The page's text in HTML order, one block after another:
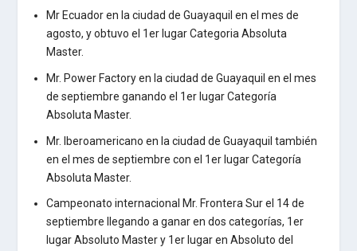
Mr Ecuador en la ciudad de Guayaquil en el mes de
agosto, y obtuvo el 1er lugar Categoria Absoluta
Master.
Mr. Power Factory en la ciudad de Guayaquil en el mes
de septiembre ganando el 1er lugar Categoría
Absoluta Master.
Mr. Iberoamericano en la ciudad de Guayaquil también
en el mes de septiembre con el 1er lugar Categoría
Absoluta Master.
Campeonato internacional Mr. Frontera Sur el 14 de
septiembre llegando a ganar en dos categorías, 1er
lugar Absoluto Master y 1er lugar en Absoluto del